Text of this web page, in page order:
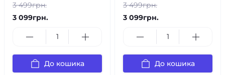
3 499грн.
3 099грн.
До кошика
3 499грн.
3 099грн.
До кошика